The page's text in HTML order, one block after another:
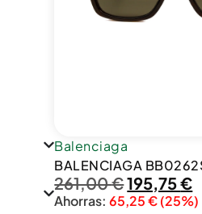
Balenciaga
BALENCIAGA
261,00€195,75€
Ahorras: 65,25€(25%)